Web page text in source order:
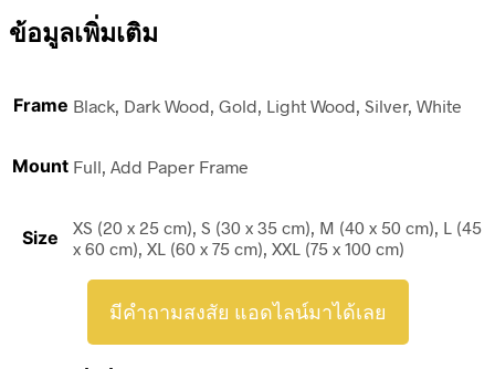
ข้อมูลเพิ่มเติม
Frame Black, Dark Wood, Gold, Light Wood, Silver, White
Mount Full, Add Paper Frame
Size
XS (20 x 25 cm), S (30 x 35 cm), M (40 x 50 cm), L (45
x 60 cm), XL (60 x 75 cm), XXL (75 x 100 cm)
มีคำถามสงสัย แอดไลน์มาได้เลย